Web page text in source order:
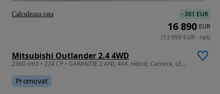
Mitsubishi Outlander 2.4 4WD
2360 cm3 • 224 CP • GARANTIE 2 ANI, 4X4, Hibrid, Camera, LED, Scaune incalzite
Promovat
-301 EUR
16 890 EUR
(13 959 EUR- net)
Calculeaza rata